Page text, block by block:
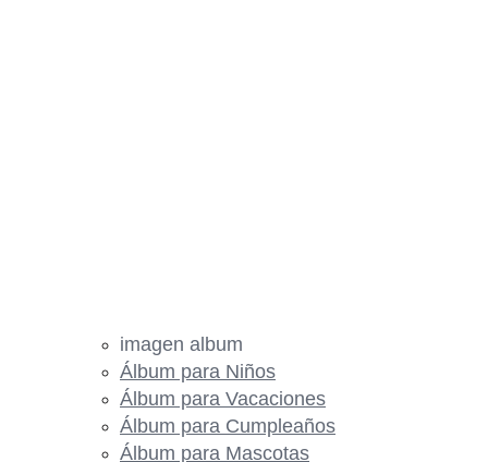
imagen album
Álbum para Niños
Álbum para Vacaciones
Álbum para Cumpleaños
Álbum para Mascotas